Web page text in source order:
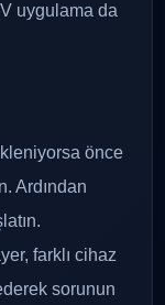
uygulama da
önce
Ardından
farklı cihaz
sorunun